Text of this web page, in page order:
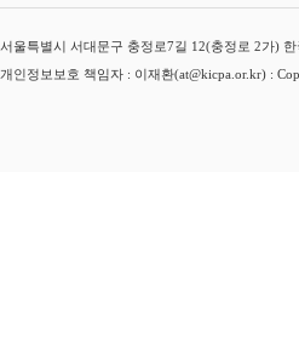
서울특별시 서대문구 충정로7길 12(충정로 2가)
개인정보보호 책임자 : 이재환(at@kicpa.or.kr) :